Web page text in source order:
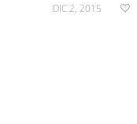
DIC 2, 2015